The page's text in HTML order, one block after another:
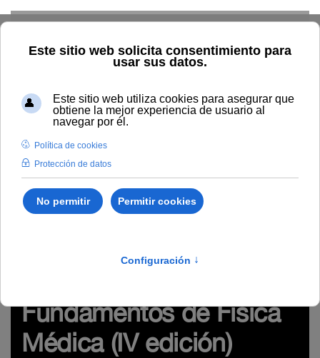
Inicio Estudiar Oferta académica
Enseñanzas propias
de posgrado
Diploma de Experto en Fundamentos de Física
Enseñanzas propias de posgrado
Ciencias de la
Salud/B218
Fundamentos de Física
Médica (IV edición)